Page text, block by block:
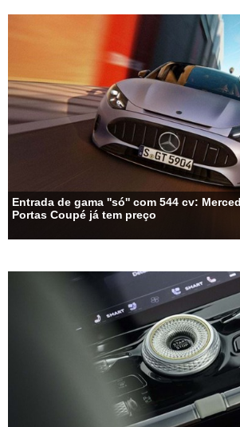
Entrada de gama ''só'' com 544 cv:
Portas Coupé já tem preço